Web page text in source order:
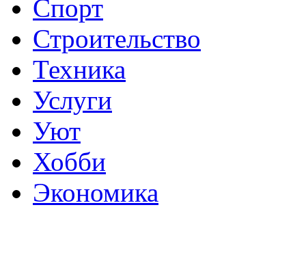
Спорт
Строительство
Техника
Услуги
Уют
Хобби
Экономика